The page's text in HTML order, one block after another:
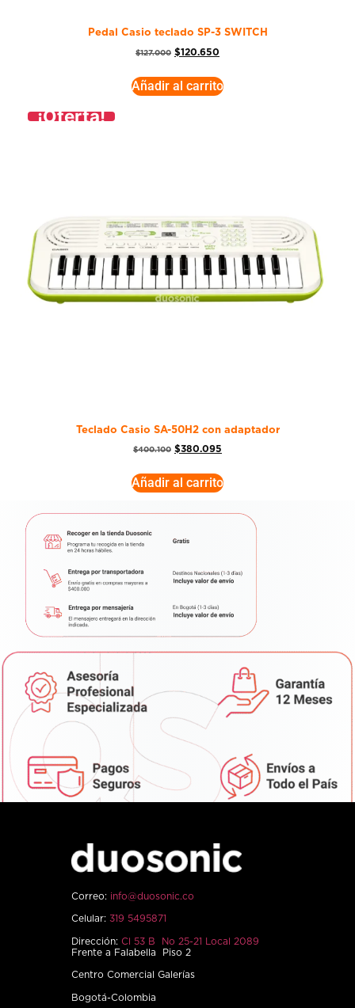
Pedal Casio teclado SP-3 SWITCH
$127.000 $120.650
Añadir al carrito
¡Oferta!
Teclado Casio SA-50H2 con adaptador
$400.100 $380.095
Añadir al carrito
Correo: info@duosonic.co
Celular: 319 5495871
Dirección: Cl 53 B No 25-21 Local 2089
Frente a Falabella Piso 2
Centro Comercial Galerías
Bogotá-Colombia